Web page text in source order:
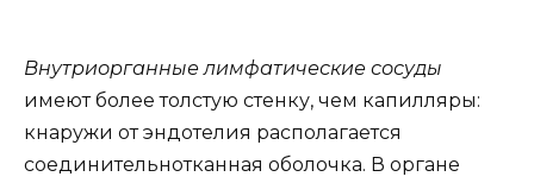
Внутриорганные лимфатические сосуды
имеют более толстую стенку, чем капилляры:
кнаружи от эндотелия располагается
соединительнотканная оболочка. В органе